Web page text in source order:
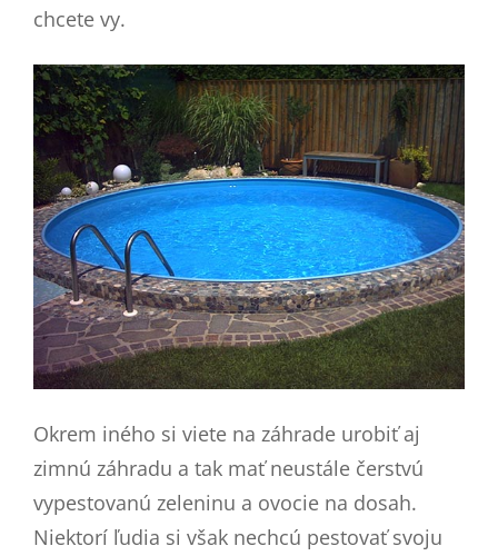
chcete vy.
Okrem iného si viete na záhrade urobiť aj
zimnú záhradu a tak mať neustále čerstvú
vypestovanú zeleninu a ovocie na dosah.
Niektorí ľudia si však nechcú pestovať svoju